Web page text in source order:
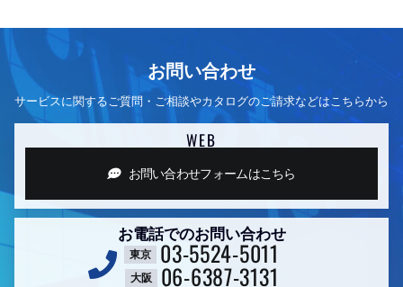
お問い合わせ
サービスに関するご質問・ご相談やカタログのご請求などはこちらから
WEB
お問い合わせフォームはこちら
お電話でのお問い合わせ
東京 03-5524-5011
大阪 06-6387-3131